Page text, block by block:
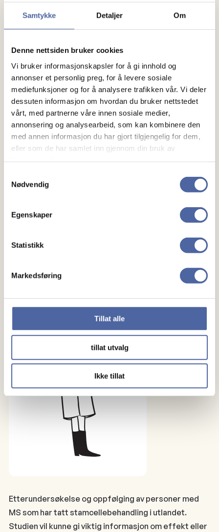
Samtykke Detaljer Om
Denne nettsiden bruker cookies
Vi bruker informasjonskapsler for å gi innhold og
annonser et personlig preg, for å levere sosiale
mediefunksjoner og for å analysere trafikken vår. Vi deler
dessuten informasjon om hvordan du bruker nettstedet
vårt, med partnerne våre innen sosiale medier,
annonsering og analysearbeid, som kan kombinere den
med annen informasjon du har gjort tilgjengelig for dem,
eller som de har samlet inn gjennom din bruk av
Nødvendig
Egenskaper
Statistikk
Markedsføring
Tillat alle
tillat utvalg
Ikke tillat
I denne studien vil man teste ut nye MR-sekvenser
som kan fremstille sykdomsaktiviteten bedre og
dermed åpne for enda mer aktiv behandling.
Prosjektet tildeles kr 250 000
Årslaug Rudfjord Lorentzen
“SAFE-MS”
Etterundersøkelse og oppfølging av personer med
MS som har tatt stamcellebehandling i utlandet.
Studien vil kunne gi viktig informasjon om effekt eller